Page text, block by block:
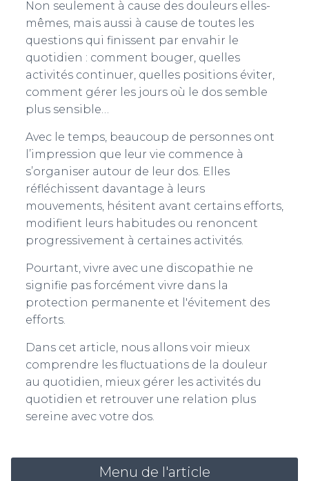
Non seulement à cause des douleurs elles-
mêmes, mais aussi à cause de toutes les
questions qui finissent par envahir le
quotidien : comment bouger, quelles
activités continuer, quelles positions éviter,
comment gérer les jours où le dos semble
plus sensible…
Avec le temps, beaucoup de personnes ont
l’impression que leur vie commence à
s’organiser autour de leur dos. Elles
réfléchissent davantage à leurs
mouvements, hésitent avant certains efforts,
modifient leurs habitudes ou renoncent
progressivement à certaines activités.
Pourtant, vivre avec une discopathie ne
signifie pas forcément vivre dans la
protection permanente et l'évitement des
efforts.
Dans cet article, nous allons voir mieux
comprendre les fluctuations de la douleur
au quotidien, mieux gérer les activités du
quotidien et retrouver une relation plus
sereine avec votre dos.
Menu de l'article